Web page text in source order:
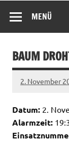
MENÜ
BAUM
2. November
Datum: 2.
Alarmzeit: